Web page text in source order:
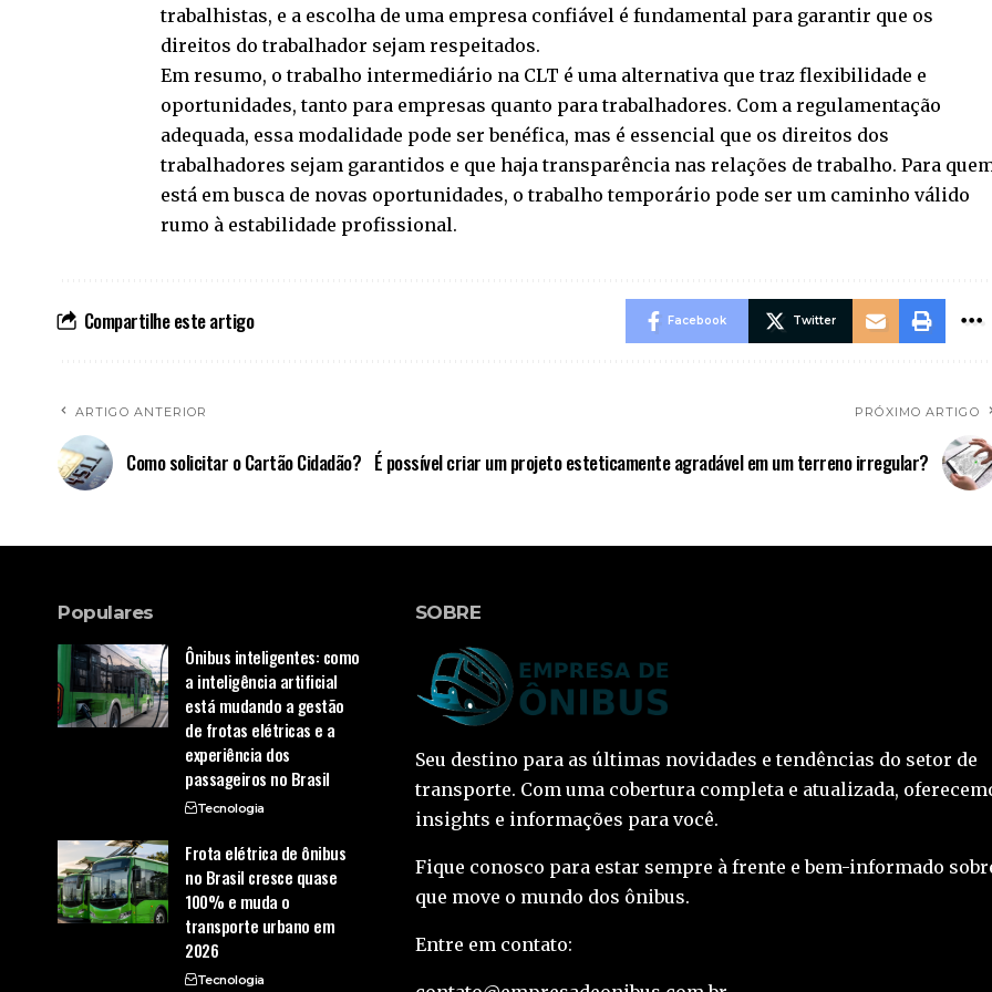
trabalhistas, e a escolha de uma empresa confiável é fundamental para garantir que os
direitos do trabalhador sejam respeitados.
Em resumo, o trabalho intermediário na CLT é uma alternativa que traz flexibilidade e
oportunidades, tanto para empresas quanto para trabalhadores. Com a regulamentação
adequada, essa modalidade pode ser benéfica, mas é essencial que os direitos dos
trabalhadores sejam garantidos e que haja transparência nas relações de trabalho. Para
está em busca de novas oportunidades, o trabalho temporário pode ser um caminho válido
rumo à estabilidade profissional.
Compartilhe este artigo Facebook Twitter
ARTIGO ANTERIOR
Como solicitar o Cartão Cidadão?
PRÓXIMO ARTIGO
É possível criar um projeto esteticamente agradável em um terreno irregular?
Populares
Ônibus inteligentes: como
a inteligência artificial
está mudando a gestão
de frotas elétricas e a
experiência dos
passageiros no Brasil
Tecnologia
Frota elétrica de ônibus
no Brasil cresce quase
100% e muda o
transporte urbano em
2026
Tecnologia
SOBRE
Seu destino para as últimas novidades e tendências do setor de
transporte. Com uma cobertura completa e atualizada,
insights e informações para você.
Fique conosco para estar sempre à frente e bem-informado
que move o mundo dos ônibus.
Entre em contato: